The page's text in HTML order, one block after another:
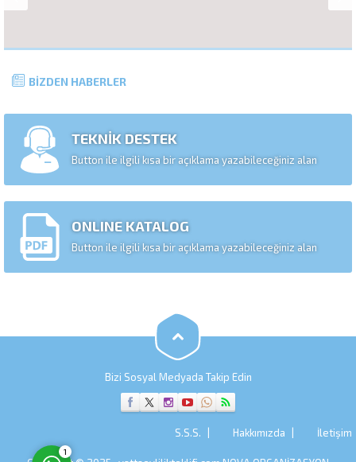
BİZDEN HABERLER
TEKNİK DESTEK
Button ile ilgili kısa bir açıklama yazabileceğiniz alan
ONLINE KATALOG
Button ile ilgili kısa bir açıklama yazabileceğiniz alan
Bizi Sosyal Medyada Takip Edin
S.S.S. Hakkımızda İletişim
Cevap Yaz
1